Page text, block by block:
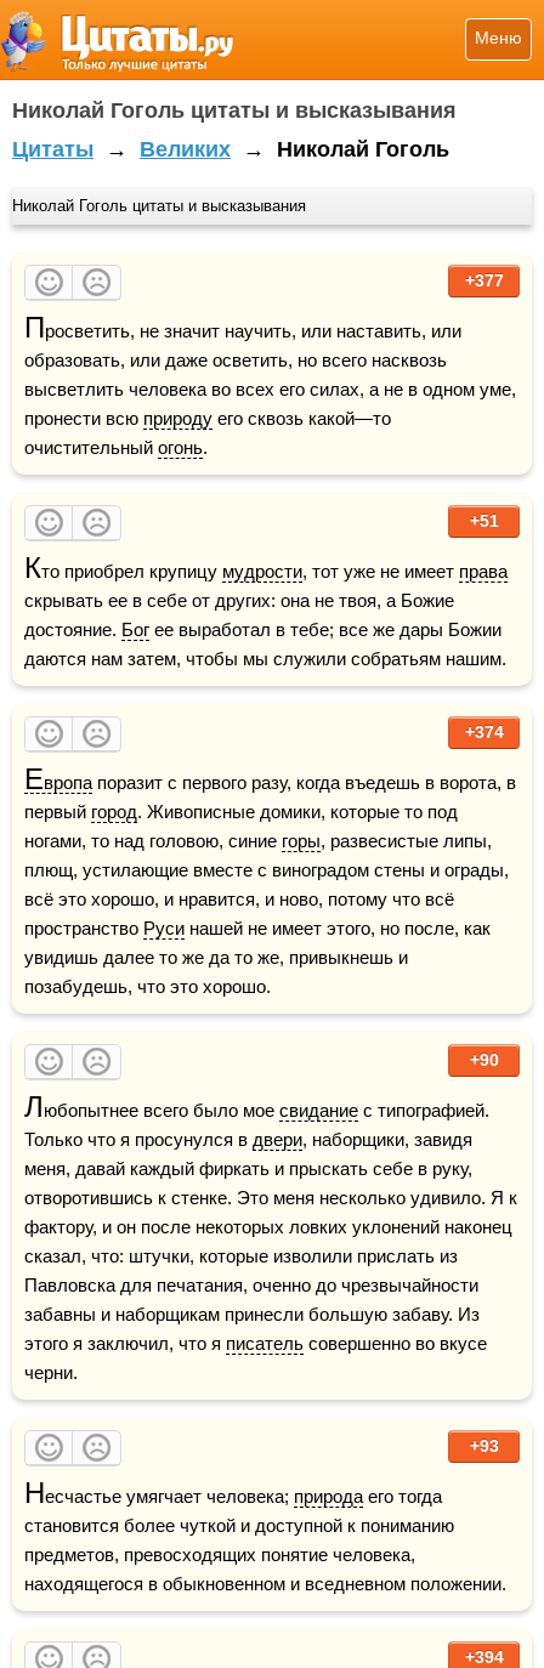
Меню
Николай Гоголь цитаты и высказывания
Цитаты → Великих → Николай Гоголь
Николай Гоголь цитаты и высказывания
+377
Просветить, не значит научить, или наставить, или
образовать, или даже осветить, но всего насквозь
высветлить человека во всех его силах, а не в одном уме,
пронести всю природу его сквозь какой—то
очистительный огонь.
+51
Кто приобрел крупицу мудрости, тот уже не имеет права
скрывать ее в себе от других: она не твоя, а Божие
достояние. Бог ее выработал в тебе; все же дары Божии
даются нам затем, чтобы мы служили собратьям нашим.
+374
Европа поразит с первого разу, когда въедешь в ворота, в
первый город. Живописные домики, которые то под
ногами, то над головою, синие горы, развесистые липы,
плющ, устилающие вместе с виноградом стены и ограды,
всё это хорошо, и нравится, и ново, потому что всё
пространство Руси нашей не имеет этого, но после, как
увидишь далее то же да то же, привыкнешь и
позабудешь, что это хорошо.
+90
Любопытнее всего было мое свидание с типографией.
Только что я просунулся в двери, наборщики, завидя
меня, давай каждый фиркать и прыскать себе в руку,
отворотившись к стенке. Это меня несколько удивило. Я к
фактору, и он после некоторых ловких уклонений наконец
сказал, что: штучки, которые изволили прислать из
Павловска для печатания, оченно до чрезвычайности
забавны и наборщикам принесли большую забаву. Из
этого я заключил, что я писатель совершенно во вкусе
черни.
+93
Несчастье умягчает человека; природа его тогда
становится более чуткой и доступной к пониманию
предметов, превосходящих понятие человека,
находящегося в обыкновенном и вседневном положении.
+394